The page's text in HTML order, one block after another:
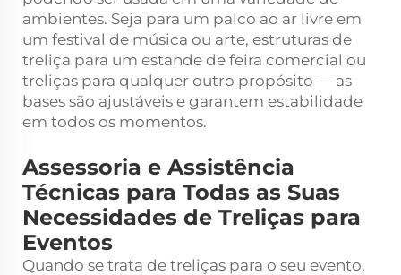
ambientes. Seja para um palco ao ar livre em
um festival de música ou arte, estruturas de
treliça para um estande de feira comercial ou
treliças para qualquer outro propósito — as
bases são ajustáveis e garantem estabilidade
em todos os momentos.
Assessoria e Assistência
Técnicas para Todas as Suas
Necessidades de Treliças para
Eventos
Quando se trata de treliças para o seu evento,